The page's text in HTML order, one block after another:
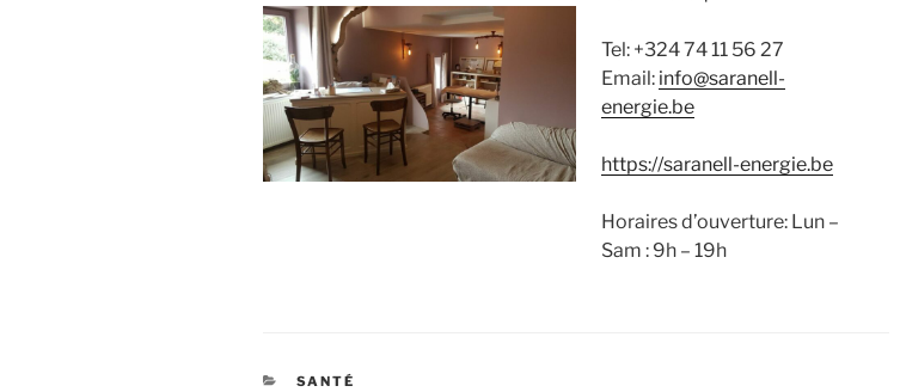
Tel: +324 74 11 56 27
Email: info@saranell-
energie.be
https://saranell-energie.be
Horaires d’ouverture: Lun –
Sam : 9h – 19h
CATÉGORIES
SANTÉ